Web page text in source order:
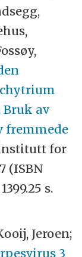
Bruk av
fremmede
for
(ISBN
s.
Jeroen;
3